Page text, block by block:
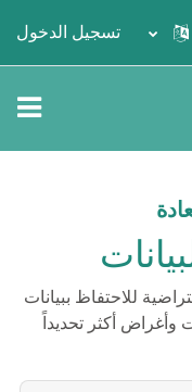
تسجيل الدخول
للاحتفاظ ببيانات
أكثر تحديداً